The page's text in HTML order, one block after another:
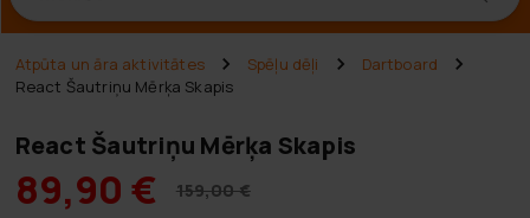
Atpūta un āra aktivitātes Spēļu dēļi
Dartboard
React Šautriņu Mērķa Skapis
React Šautriņu Mērķa Skapis
89,90 € 159,00 €